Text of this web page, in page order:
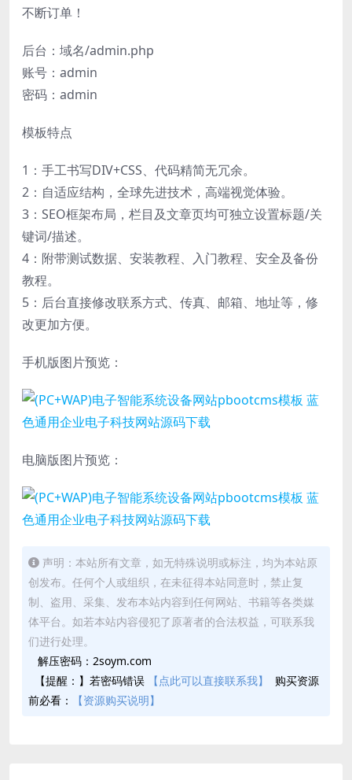
不断订单！
后台：域名/admin.php
账号：admin
密码：admin
模板特点
1：手工书写DIV+CSS、代码精简无冗余。
2：自适应结构，全球先进技术，高端视觉体验。
3：SEO框架布局，栏目及文章页均可独立设置标题/关
键词/描述。
4：附带测试数据、安装教程、入门教程、安全及备份
教程。
5：后台直接修改联系方式、传真、邮箱、地址等，修
改更加方便。
手机版图片预览：
电脑版图片预览：
声明：本站所有文章，如无特殊说明或标注，均为本站原
创发布。任何个人或组织，在未征得本站同意时，禁止复
制、盗用、采集、发布本站内容到任何网站、书籍等各类媒
体平台。如若本站内容侵犯了原著者的合法权益，可联系我
们进行处理。
解压密码：2soym.com
【提醒：】若密码错误
【点此可以直接联系我】
购买资源
前必看：
【资源购买说明】